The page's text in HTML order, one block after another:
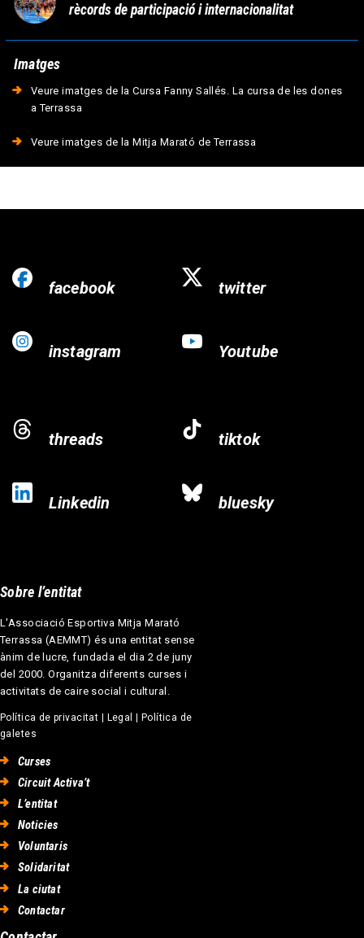
rècords de participació i internacionalitat
Imatges
Veure imatges de la Cursa Fanny Sallés. La cursa de les dones
a Terrassa
Veure imatges de la Mitja Marató de Terrassa
facebook twitter
instagram Youtube
threads tiktok
Linkedin bluesky
Sobre l’entitat
L'Associació Esportiva Mitja Marató
Terrassa (AEMMT) és una entitat sense
ànim de lucre, fundada el dia 2 de juny
del 2000. Organitza diferents curses i
activitats de caire social i cultural.
Política de privacitat Legal
Política de
galetes
Curses
Circuit Activa’t
L’entitat
Noticies
Voluntaris
Solidaritat
La ciutat
Contactar